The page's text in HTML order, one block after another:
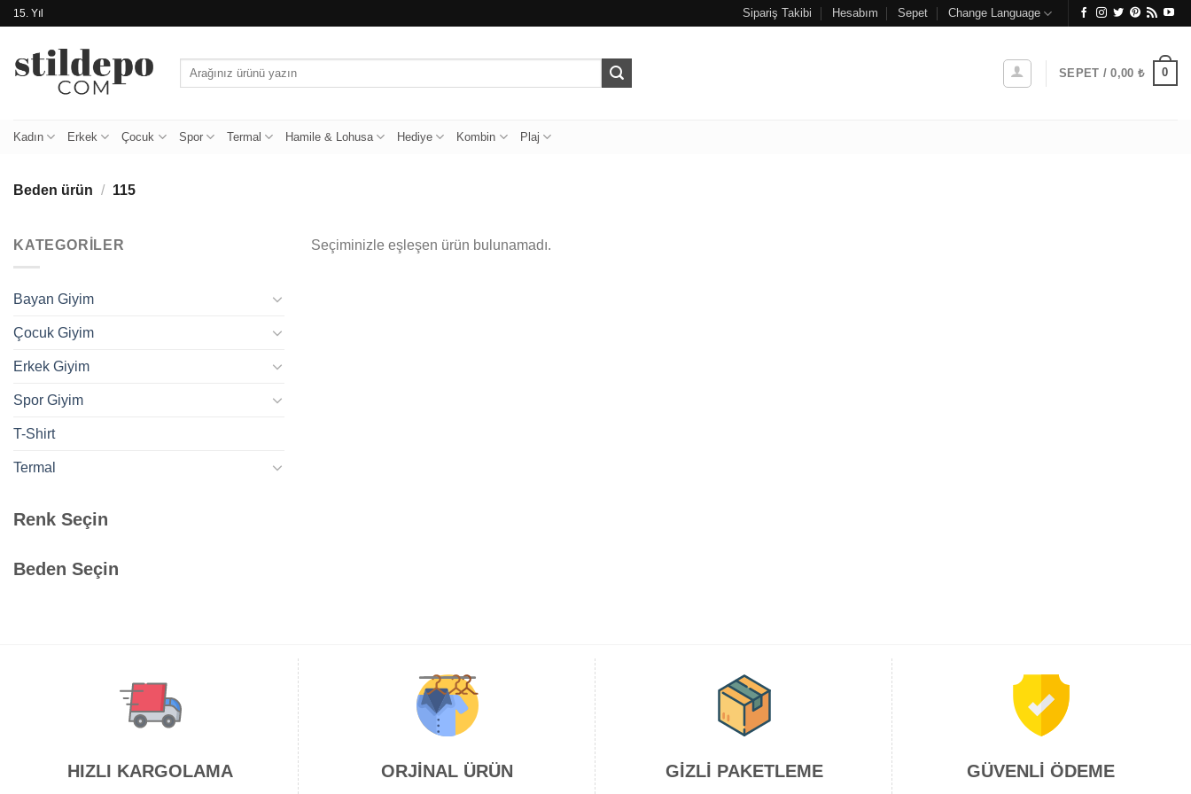
İçeriğe
15. Yıl Sipariş Takibi Hesabım Sepet Change Language
Ara:
SEPET /0,00 ₺ 0
Kadın Erkek Çocuk Spor Termal Hamile & Lohusa Hediye Kombin Plaj
Beden ürün / 115
KATEGORILER
Bayan Giyim
Çocuk Giyim
Erkek Giyim
Spor Giyim
T-Shirt
Termal
Renk Seçin
Beden Seçin
Seçiminizle eşleşen ürün bulunamadı.
HIZLI KARGOLAMA ORJİNAL ÜRÜN GİZLİ PAKETLEME GÜVENLİ ÖDEME